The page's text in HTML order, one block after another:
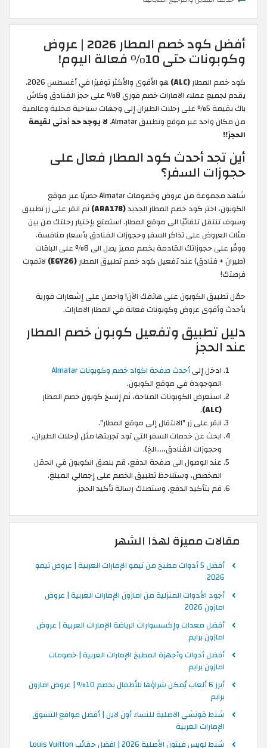
أفضل كود خصم المطار 2026 | عروض
وكوبونات حتى 10% فعالة اليوم!
كود خصم المطار(ALC)
هو الأقوى والأكثر توفيرًا في أغسطس 2026.
يقدم لجميع عملاء الامارات خصم فوري 8% على حجز الفنادق وكاش
باك بقيمة 5% على رحلات الطيران إلى وجهات سياحية محلية وعالمية
من مكان واحد عبر موقع وتطبيق Almatar.
لا يوجد حد أدنى لقيمة
الحجز!!
أين تجد أحدث كود المطار فعال على
حجوزات السفر؟
شاهد مجموعة من عروض وخصومات Almatar حصريًا عبر موقع
الكوبون، اختر كود خصم المطار الجديد(ARA178)
ثم انقر على زر تطبيق
وسوف تنتقل تلقائيًا الى موقع المطار. استمتع بإختيار رحلتك من بين
مئات العروض على تذاكر السفر وحجوزات الفنادق بأسعار منافسة،
ووفّر على حجوزاتك القادمة بخصم مميز يصل الى 8% على الباقات
(طيران + فنادق) عند تفعيل كود خصم تطبيق المطار(EGY26)
لاتفوت
فرصتك!
حمّل تطبيق الكوبون على هاتفك الآن! واحصل على إشعارات فورية
بأحدث وأقوى عروض وكوبونات فعالة في المطار الامارات.
دليل تطبيق وتفعيل كوبون خصم المطار
عند الحجز
ادخل إلىأحدث صفحة اكواد خصم وكوبونات Almatar
الموجودة في موقع الكوبون.
استعرض الكوبونات المتاحة، ثم إنسخ كوبون خصم المطار
(ALC)
.
انقر على زر "الانتقال إلى موقع المطار".
ابحث عن خدمات السفر التي تود تجربتها مثل (رحلات الطيران،
وحجوزات الفنادق،….الخ).
عند الوصول الى صفحة الدفع، قم بلصق الكوبون في الحقل
المخصص، وستلاحظ تطبيق الخصم على إجمالي المبلغ.
قم بتأكيد الدفع، وستصلك رسالة تأكيد الحجز.
مقالات مميزة لهذا الشهر
أفضل 5 أدوات مطبخ من تيمو الإمارات العربية | عروض تيمو
2026
أجود الأدوات المنزلية من امازون الإمارات العربية | عروض
امازون 2026
أفضل معدات وإكسسوارات الرياضة الإمارات العربية | عروض
امازون برايم
أفضل أدوات وأجهزة المطبخ الإمارات العربية | خصومات
امازون برايم
أبرز 6 ألعاب يُمكن شراؤها للأطفال بخصم 10% | عروض امازون
برايم
شنط قوتشي الاصلية للنساء أون لاين | أفضل مواقع التسوق
الإمارات العربية
شنط لويس فيتون الأصلية 2026 | افضل حقائب Louis Vuitton